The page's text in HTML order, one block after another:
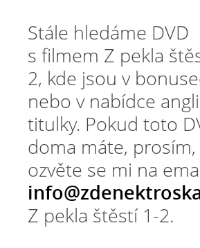
Stále hledáme DVD
s filmem Z pekla
2, kde jsou v
nebo v nabídce
titulky. Pokud toto
doma máte, prosím,
ozvěte se mi na
Z pekla štěstí 1-2.